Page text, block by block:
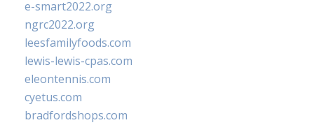
e-smart2022.org
ngrc2022.org
leesfamilyfoods.com
lewis-lewis-cpas.com
eleontennis.com
cyetus.com
bradfordshops.com